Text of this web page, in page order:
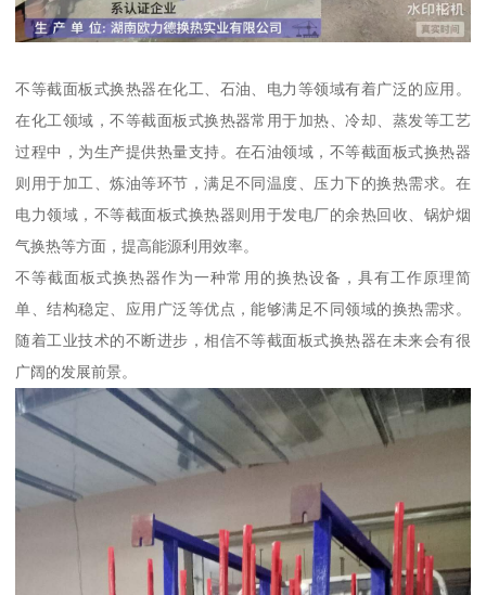
不等截面板式换热器在化工、石油、电力等领域有着广泛的应用。
在化工领域，不等截面板式换热器常用于加热、冷却、蒸发等工艺
过程中，为生产提供热量支持。在石油领域，不等截面板式换热器
则用于加工、炼油等环节，满足不同温度、压力下的换热需求。在
电力领域，不等截面板式换热器则用于发电厂的余热回收、锅炉烟
气换热等方面，提高能源利用效率。
不等截面板式换热器作为一种常用的换热设备，具有工作原理简
单、结构稳定、应用广泛等优点，能够满足不同领域的换热需求。
随着工业技术的不断进步，相信不等截面板式换热器在未来会有很
广阔的发展前景。